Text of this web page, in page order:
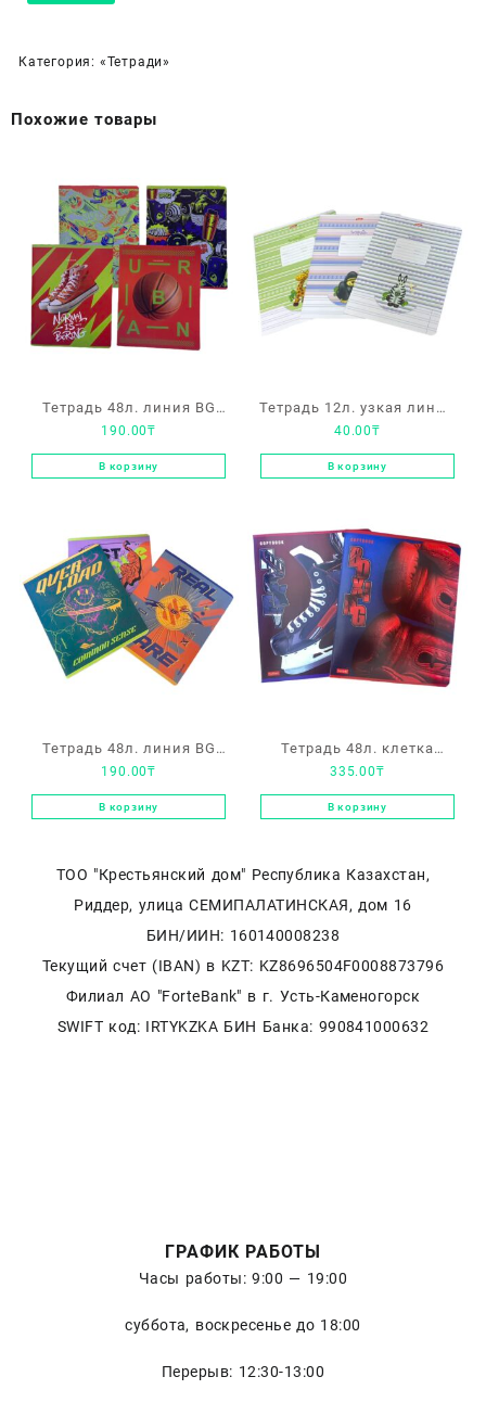
Категория: «Тетради»
Похожие товары
Тетрадь 48л. линия BG
«Свободный стиль»
190.00₸
В корзину
Тетрадь 12л. узкая линия
Hatber «Зоопарк»
40.00₸
В корзину
Тетрадь 48л. линия BG
«Anti-design»
190.00₸
В корзину
Тетрадь 48л. клетка
Hatber «Sport Club»
335.00₸
В корзину
ТОО "Крестьянский дом" Республика Казахстан,
Риддер, улица СЕМИПАЛАТИНСКАЯ, дом 16
БИН/ИИН: 160140008238
Текущий счет (IBAN) в KZT: KZ8696504F0008873796
Филиал АО "ForteBank" в г. Усть-Каменогорск
SWIFT код: IRTYKZKA БИН Банка: 990841000632
ГРАФИК РАБОТЫ
Часы работы: 9:00 — 19:00
суббота, воскресенье до 18:00
Перерыв: 12:30-13:00